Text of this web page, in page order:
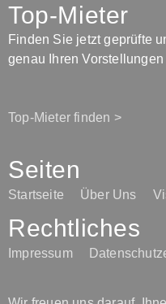
Top-Mieter
Finden Sie jetzt geprüfte
genau Ihren
Top-Mieter finden >
Seiten
Startseite Über Uns
Rechtliches
Impressum